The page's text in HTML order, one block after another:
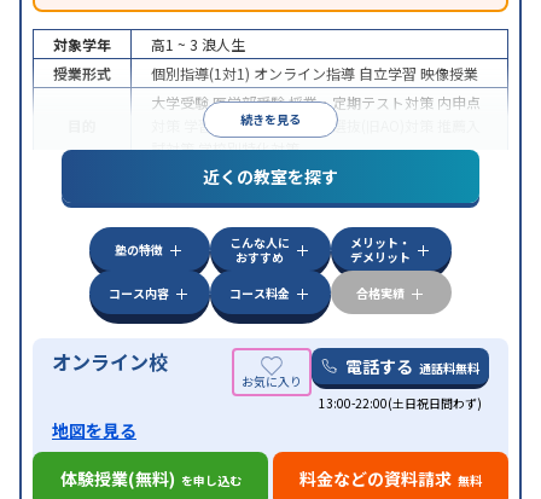
続きを見る
対象学年 高1 ~ 3 浪人生
授業形式
個別指導(1対1) オンライン指導 自立学習 映像授業
大学受験医学部受験授業・定期テスト対策 内申点
学習習慣の定着 総合型選抜(旧AO)対策
試対策学校別特化対策
特徴
中高一貫校生に対応授業の振替可能
学習にPC・タブレットを利用オンライン対応1
科目から受講可能
近くの教室を探す
塾の特徴
こんな人に
おすすめ
メリット・
デメリット
コース内容
コース料金 合格実績
オンライン校 電話する 通話料無料
13:00-22:00(土日祝日問わず)
地図を見る
体験授業(無料) を申し込む 料金などの資料請求 無料